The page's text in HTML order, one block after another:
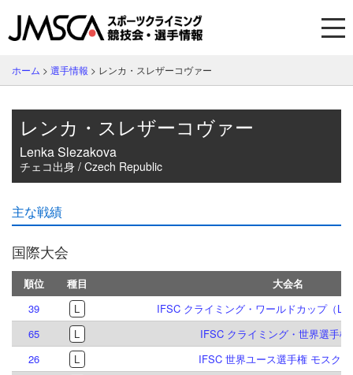
ホーム > 選手情報 > レンカ・スレザーコヴァー
レンカ・スレザーコヴァー
Lenka Slezakova
チェコ出身 / Czech Republic
主な戦績
国際大会
順位 種目
大会名
39
L
IFSC クライミング・ワールドカップ（L
65
L
IFSC クライミング・世界選手権
26
L
IFSC 世界ユース選手権 モスク